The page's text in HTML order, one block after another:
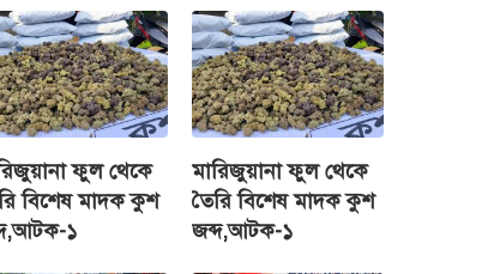
ফুল থেকে
বিশেষ মাদক কুশ
১
মারিজুয়ানা ফুল থেকে
তৈরি বিশেষ মাদক কুশ
জব্দ,আটক-১